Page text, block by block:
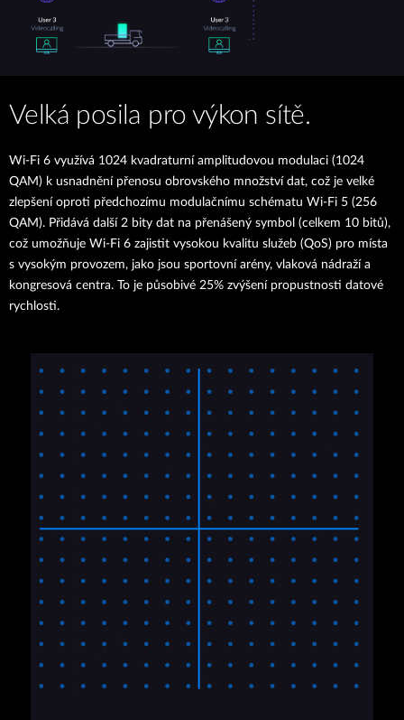
Velká posila pro výkon sítě.
Wi-Fi 6 využívá 1024 kvadraturní amplitudovou modulaci (1024
QAM) k usnadnění přenosu obrovského množství dat, což je velké
zlepšení oproti předchozímu modulačnímu schématu Wi-Fi 5 (256
QAM). Přidává další 2 bity dat na přenášený symbol (celkem 10 bitů),
což umožňuje Wi-Fi 6 zajistit vysokou kvalitu služeb (QoS) pro místa
s vysokým provozem, jako jsou sportovní arény, vlaková nádraží a
kongresová centra. To je působivé 25% zvýšení propustnosti datové
rychlosti.